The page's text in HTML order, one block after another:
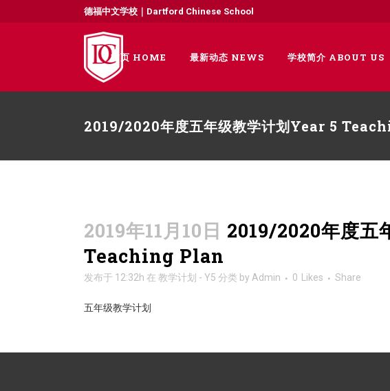
德福中文学校｜Dartford Chinese School
首页 HOME 最新动态 NEWS 学校简介 ABOUT US
2019/2020年度五年级教学计划Year 5
2019年11月10日 2019/2020年度五
Teaching Plan
发布于 12:32h 在 教学计划 - Y5 分类 by Admin 0 Likes Share
五年级教学计划